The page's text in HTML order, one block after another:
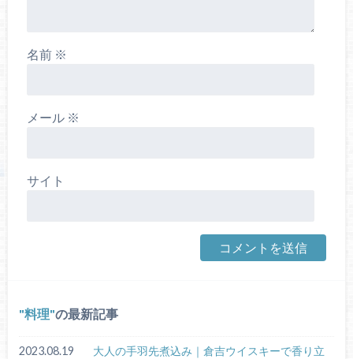
名前 ※
メール ※
サイト
料理 の最新記事
2023.08.19
大人の手羽先煮込み｜倉吉ウイスキーで香り立